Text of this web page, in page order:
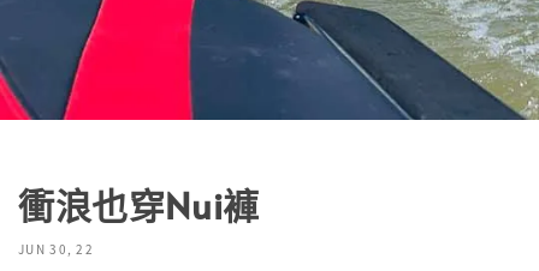
衝浪也穿Nui褲
JUN 30, 22